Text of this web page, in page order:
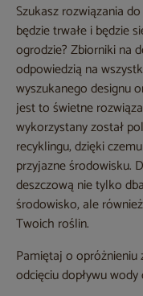
Szukasz rozwiązania
będzie trwałe i będzie
ogrodzie? Zbiorniki na
odpowiedzią na
wyszukanego designu
jest to świetne
wykorzystany został
recyklingu, dzięki
przyjazne środowisku.
deszczową nie tylko
środowisko, ale
Twoich roślin.
Pamiętaj o
odcięciu dopływu